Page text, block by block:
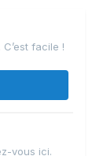
facile !
vous ici.